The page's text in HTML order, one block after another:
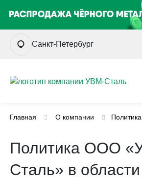
Санкт-Петербург
Главная О компании
Политика ООО
Сталь» в